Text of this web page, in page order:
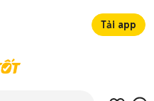
Tải app